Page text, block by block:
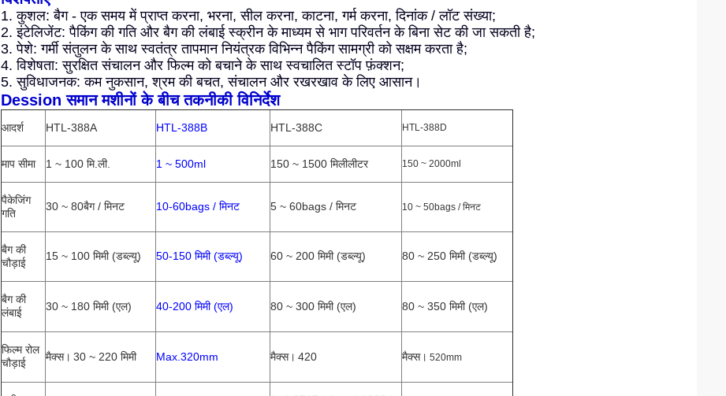
1. कुशल: बैग - एक समय में प्राप्त करना, भरना, सील करना, काटना, गर्म करना, दिनांक / लॉट संख्या;
2. इंटेलिजेंट: पैकिंग की गति और बैग की लंबाई स्क्रीन के माध्यम से भाग परिवर्तन के बिना सेट की जा सकती है;
3. पेशे: गर्मी संतुलन के साथ स्वतंत्र तापमान नियंत्रक विभिन्न पैकिंग सामग्री को सक्षम करता है;
4. विशेषता: सुरक्षित संचालन और फिल्म को बचाने के साथ स्वचालित स्टॉप फ़ंक्शन;
5. सुविधाजनक: कम नुकसान, श्रम की बचत, संचालन और रखरखाव के लिए आसान।
Dession समान मशीनों के बीच तकनीकी विनिर्देश
आदर्श HTL-388A HTL-388B HTL-388C HTL-388D
माप सीमा 1 ~ 100 मि.ली. 1 ~ 500ml 150 ~ 1500 मिलीलीटर 150 ~ 2000ml
पैकेजिंग
गति
30 ~ 80बैग / मिनट 10-60bags / मिनट 5 ~ 60bags / मिनट 10 ~ 50bags / मिनट
बैग की
चौड़ाई
15 ~ 100 मिमी (डब्ल्यू) 50-150 मिमी(डब्ल्यू) 60 ~ 200 मिमी (डब्ल्यू) 80 ~ 250 मिमी (डब्ल्यू)
बैग की
लंबाई
30 ~ 180 मिमी (एल) 40-200 मिमी(एल) 80 ~ 300 मिमी (एल) 80 ~ 350 मिमी (एल)
फिल्म रोल
चौड़ाई
मैक्स। 30 ~ 220 मिमी Max.320mm मैक्स। 420 मैक्स। 520mm